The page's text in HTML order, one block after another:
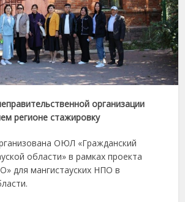
организации
регионе стажировку
ОЮЛ «Гражданский
области» в рамках проекта
для мангистауских НПО в